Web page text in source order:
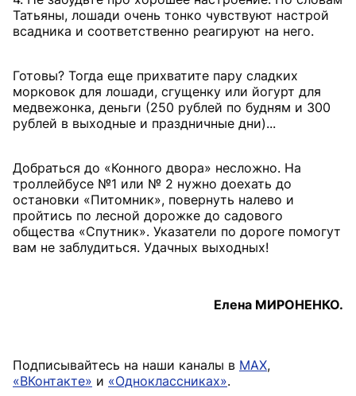
Татьяны, лошади очень тонко чувствуют настрой
всадника и соответственно реагируют на него.
Готовы? Тогда еще прихватите пару сладких
морковок для лошади, сгущенку или йогурт для
медвежонка, деньги (250 рублей по будням и 300
рублей в выходные и праздничные дни)...
Добраться до «Конного двора» несложно. На
троллейбусе №1 или № 2 нужно доехать до
остановки «Питомник», повернуть налево и
пройтись по лесной дорожке до садового
общества «Спутник». Указатели по дороге помогут
вам не заблудиться. Удачных выходных!
Елена МИРОНЕНКО.
Подписывайтесь на наши каналы в MAX,
«ВКонтакте» и «Одноклассниках».